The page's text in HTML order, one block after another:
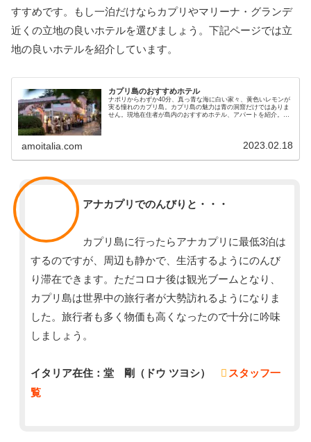
すすめです。もし一泊だけならカプリやマリーナ・グランデ
近くの立地の良いホテルを選びましょう。下記ページでは立
地の良いホテルを紹介しています。
カプリ島のおすすめホテル
ナポリからわずか40分、真っ青な海に白い家々、黄色いレモンが
実る憧れのカプリ島。カプリ島の魅力は青の洞窟だけではありま
せん。現地在住者が島内のおすすめホテル、アパートを紹介。数
amoitalia.com 2023.02.18
アナカプリでのんびりと・・・
カプリ島に行ったらアナカプリに最低3泊は
するのですが、周辺も静かで、生活するようにのんび
り滞在できます。ただコロナ後は観光ブームとなり、
カプリ島は世界中の旅行者が大勢訪れるようになりま
した。旅行者も多く物価も高くなったので十分に吟味
しましょう。
イタリア在住：堂 剛（ドウ ツヨシ）
スタッフ一
覧